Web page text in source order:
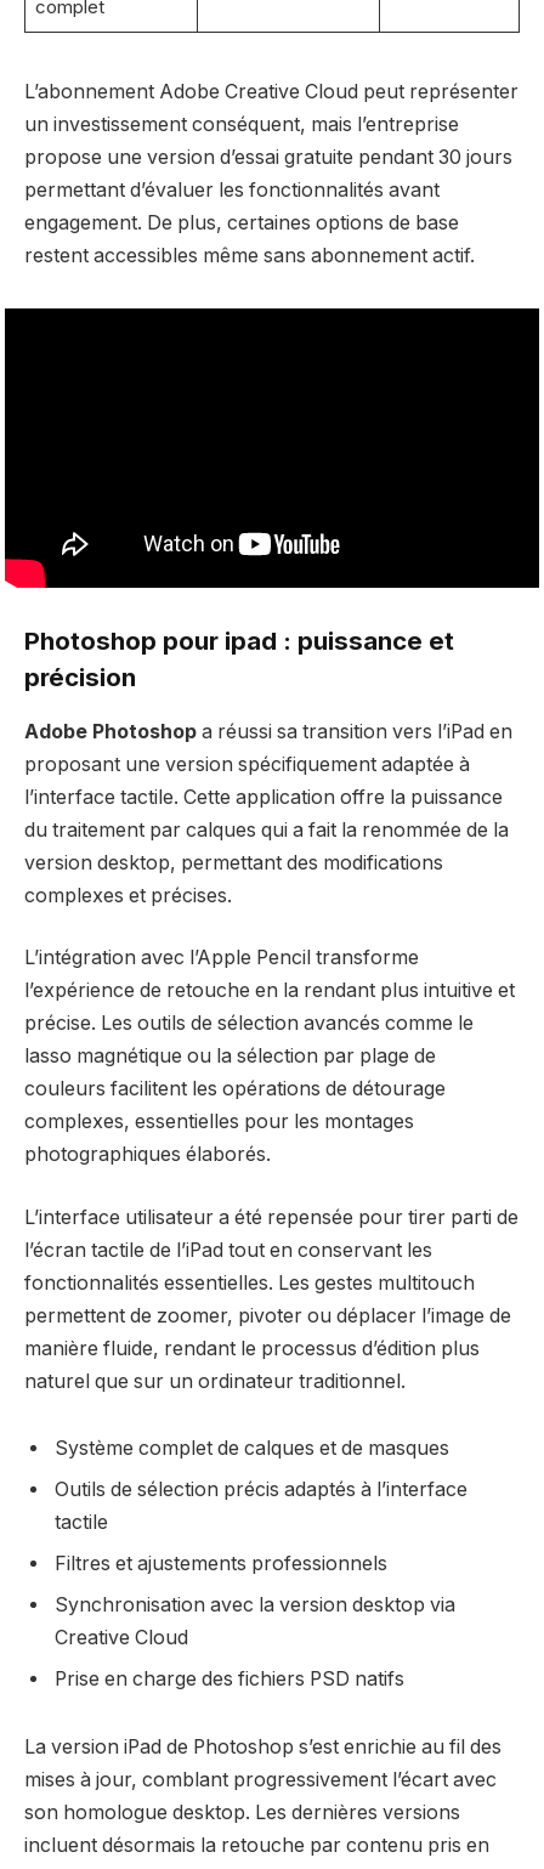
complet
L’abonnement Adobe Creative Cloud peut représenter
un investissement conséquent, mais l’entreprise
propose une version d’essai gratuite pendant 30 jours
permettant d’évaluer les fonctionnalités avant
engagement. De plus, certaines options de base
restent accessibles même sans abonnement actif.
Photoshop pour ipad : puissance et
précision
Adobe Photoshop a réussi sa transition vers l’iPad en
proposant une version spécifiquement adaptée à
l’interface tactile. Cette application offre la puissance
du traitement par calques qui a fait la renommée de la
version desktop, permettant des modifications
complexes et précises.
L’intégration avec l’Apple Pencil transforme
l’expérience de retouche en la rendant plus intuitive et
précise. Les outils de sélection avancés comme le
lasso magnétique ou la sélection par plage de
couleurs facilitent les opérations de détourage
complexes, essentielles pour les montages
photographiques élaborés.
L’interface utilisateur a été repensée pour tirer parti de
l’écran tactile de l’iPad tout en conservant les
fonctionnalités essentielles. Les gestes multitouch
permettent de zoomer, pivoter ou déplacer l’image de
manière fluide, rendant le processus d’édition plus
naturel que sur un ordinateur traditionnel.
Système complet de calques et de masques
Outils de sélection précis adaptés à l’interface
tactile
Filtres et ajustements professionnels
Synchronisation avec la version desktop via
Creative Cloud
Prise en charge des fichiers PSD natifs
La version iPad de Photoshop s’est enrichie au fil des
mises à jour, comblant progressivement l’écart avec
son homologue desktop. Les dernières versions
incluent désormais la retouche par contenu pris en